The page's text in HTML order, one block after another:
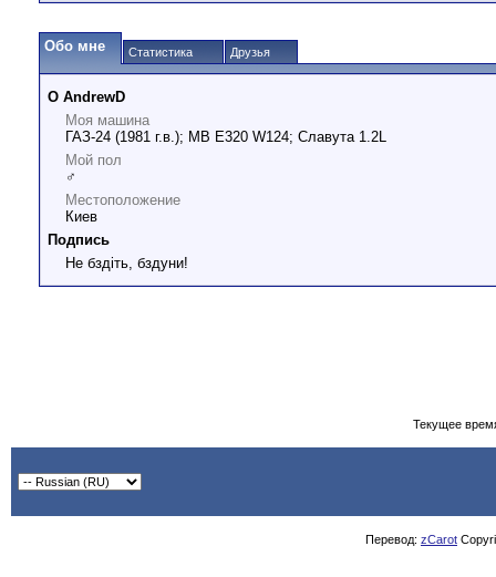
Обо мне Статистика Друзья
О AndrewD
Моя машина
ГАЗ-24 (1981 г.в.); MB E320 W124; Славута 1.2L
Мой пол
♂
Местоположение
Киев
Подпись
Не бздіть, бздуни!
Текущее
Перевод: zCarot